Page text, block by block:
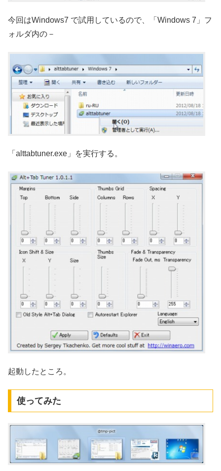
今回はWindows7 で試用しているので、「Windows 7」フ
ォルダ内の－
「alttabtuner.exe」を実行する。
起動したところ。
使ってみた